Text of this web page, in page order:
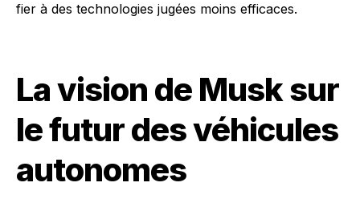
fier à des technologies jugées moins efficaces.
La vision de Musk sur
le futur des véhicules
autonomes